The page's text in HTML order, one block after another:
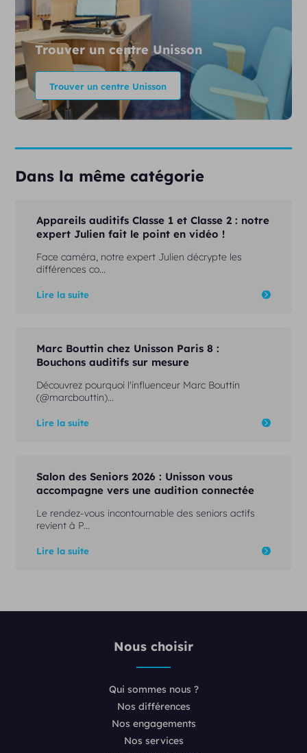
Trouver un centre Unisson
Trouver un centre Unisson
Dans la même catégorie
Appareils auditifs Classe 1 et Classe 2 : notre
expert Julien fait le point en vidéo !
Face caméra, notre expert Julien décrypte les
différences co...
Lire la suite
Marc Bouttin chez Unisson Paris 8 :
Bouchons auditifs sur mesure
Découvrez pourquoi l'influenceur Marc Bouttin
(@marcbouttin)...
Lire la suite
Salon des Seniors 2026 : Unisson vous
accompagne vers une audition connectée
Le rendez-vous incontournable des seniors actifs
revient à P...
Lire la suite
Nous choisir
Qui sommes nous ?
Nos différences
Nos engagements
Nos services